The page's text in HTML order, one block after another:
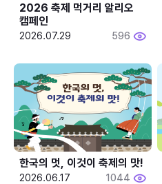
2026 축제 먹거리 알리오
캠페인
2026.07.29 596
한국의 멋, 이것이 축제의 맛!
2026.06.17 1044